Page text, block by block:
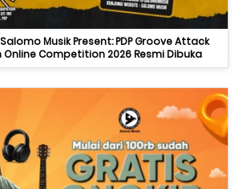
Musik Present: PDP Groove Attack
Competition 2026 Resmi Dibuka